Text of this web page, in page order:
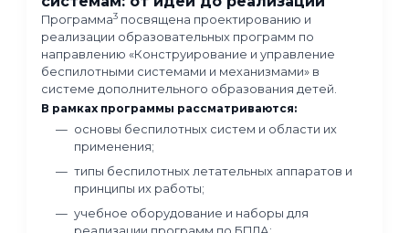
подходы к формированию
программ для учащихся младших и
классов;
организацию учебной и проектной
деятельности в условиях различного
оснащённости.
Практический фокус
В рамках программы разбираются:
построение годовой программы